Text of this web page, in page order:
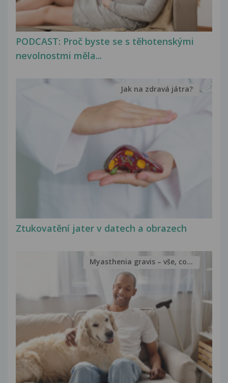
PODCAST: Proč byste se s těhotenskými
nevolnostmi měla...
Ztukovatění jater v datech a obrazech
Jak na zdravá játra?
Myasthenia gravis – vše, co...